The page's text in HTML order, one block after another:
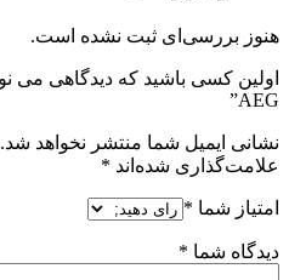
هنوز بررسی‌ای ثبت نشده است.
AEG”
نشانی ایمیل شما منتشر نخواهد شد.
علامت‌گذاری شده‌اند *
امتیاز شما *
دیدگاه شما *